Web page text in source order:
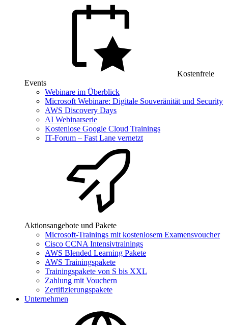
Kostenfreie
Events
Webinare im Überblick
Microsoft Webinare: Digitale Souveränität und Security
AWS Discovery Days
AI Webinarserie
Kostenlose Google Cloud Trainings
IT-Forum – Fast Lane vernetzt
Aktionsangebote und Pakete
Microsoft-Trainings mit kostenlosem Examensvoucher
Cisco CCNA Intensivtrainings
AWS Blended Learning Pakete
AWS Trainingspakete
Trainingspakete von S bis XXL
Zahlung mit Vouchern
Zertifizierungspakete
Unternehmen